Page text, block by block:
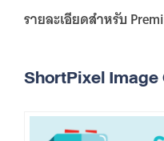
รายละเอียดสำหรับ
ShortPixel